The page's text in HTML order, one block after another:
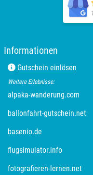
Informationen
Gutschein einlösen
Weitere Erlebnisse:
alpaka-wanderung.com
ballonfahrt-gutschein.net
basenio.de
flugsimulator.info
fotografieren-lernen.net